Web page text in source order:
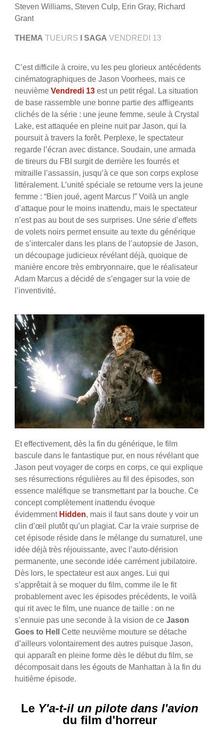
Steven Williams, Steven Culp, Erin Gray, Richard
Grant
THEMA TUEURS SAGA VENDREDI 13
C’est difficile à croire, vu les peu glorieux antécédents
cinématographiques de Jason Voorhees, mais ce
neuvième Vendredi 13 est un petit régal. La situation
de base rassemble une bonne partie des affligeants
clichés de la série : une jeune femme, seule à Crystal
Lake, est attaquée en pleine nuit par Jason, qui la
poursuit à travers la forêt. Perplexe, le spectateur
regarde l’écran avec distance. Soudain, une armada
de tireurs du FBI surgit de derrière les fourrés et
mitraille l’assassin, jusqu’à ce que son corps explose
littéralement. L’unité spéciale se retourne vers la jeune
femme : “Bien joué, agent Marcus !” Voilà un angle
d’attaque pour le moins inattendu, mais le spectateur
n’est pas au bout de ses surprises. Une série d’effets
de volets noirs permet ensuite au texte du générique
de s’intercaler dans les plans de l’autopsie de Jason,
un découpage judicieux révélant déjà, quoique de
manière encore très embryonnaire, que le réalisateur
Adam Marcus a décidé de s’engager sur la voie de
l’inventivité.
Et effectivement, dès la fin du générique, le film
bascule dans le fantastique pur, en nous révélant que
Jason peut voyager de corps en corps, ce qui explique
ses résurrections régulières au fil des épisodes, son
essence maléfique se transmettant par la bouche. Ce
concept complètement inattendu évoque
évidemment Hidden, mais il faut sans doute y voir un
clin d’œil plutôt qu’un plagiat. Car la vraie surprise de
cet épisode réside dans le mélange du surnaturel, une
idée déjà très réjouissante, avec l’auto-dérision
permanente, une seconde idée carrément jubilatoire.
Dès lors, le spectateur est aux anges. Lui qui
s’apprêtait à se moquer du film, comme ile le fit
probablement avec les épisodes précédents, le voilà
qui rit avec le film, une nuance de taille : on ne
s’ennuie pas une seconde à la vision de ce Jason
Goes to Hell
Cette neuvième mouture se détache
d’ailleurs volontairement des autres puisque Jason,
qui apparaît en pleine forme dès le début du film, se
décomposait dans les égouts de Manhattan à la fin du
huitième épisode.
Le Y'a-t-il un pilote dans l'avion
du film d'horreur